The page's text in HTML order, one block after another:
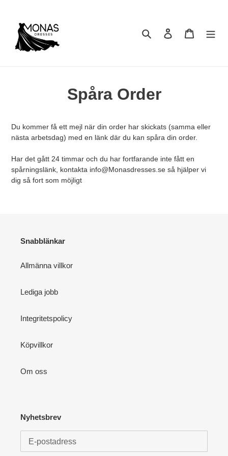
innehåll
Logga in Varukorg
Spåra Order
Du kommer få ett mejl när din order har skickats (samma eller
nästa arbetsdag) med en länk där du kan spåra din order.
Har det gått 24 timmar och du har fortfarande inte fått en
spårningslänk, kontakta info@Monasdresses.se så hjälper vi
dig så fort som möjligt
Snabblänkar
Allmänna villkor
Lediga jobb
Integritetspolicy
Köpvillkor
Om oss
Nyhetsbrev